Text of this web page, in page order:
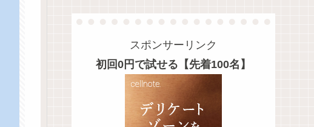
スポンサーリンク
初回0円で試せる【先着100名】